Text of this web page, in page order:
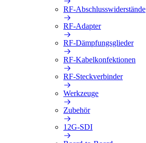
RF-Abschlusswiderstände
RF-Adapter
RF-Dämpfungsglieder
RF-Kabelkonfektionen
RF-Steckverbinder
Werkzeuge
Zubehör
12G-SDI